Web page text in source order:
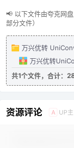
📢 以下文件由夸克网
部分文件）
万兴优转
万兴优转
共1个文件，合计：
资源评论 A UP主